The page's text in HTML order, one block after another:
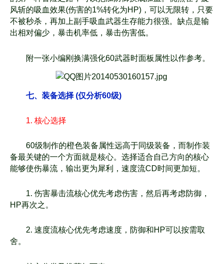
风斩的吸血效果(伤害的1%转化为HP)，可以无限转，只要
不被秒杀， 再加上副手吸血武器生存能力很强。 缺点是输
出相对偏少，暴击机率低，暴击伤害低。
附一张小编刚换满强化60武器时面板属性以作参考。
七、装备选择 (仅分析60级)
1. 核心选择
60级制作的橙色装备属性远高于同级装备，而制作装
备最关键的一个方面就是核心。 选择适合自己方向的核心
能够使伤暴流，输出更为犀利，速度流CD时间更加短。
1. 伤害暴击流核心优先考虑伤害，然后再考虑防御，
HP再次之。
2. 速度流核心优先考虑速度，防御和HP可以按需取
舍。